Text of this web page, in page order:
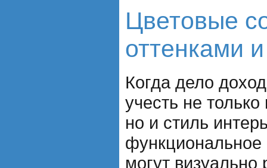
Цветовые
оттенками
Когда дело
учесть не
но и стиль
функциональное
могут